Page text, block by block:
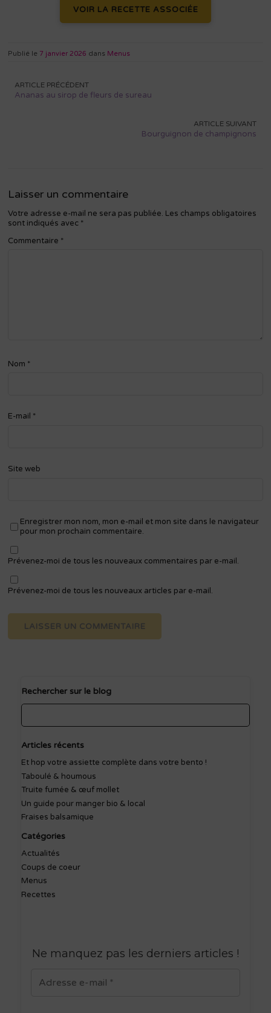
VOIR LA RECETTE ASSOCIÉE
Publié le 7 janvier 2026 dans Menus
Navigation
de
ARTICLE PRÉCÉDENT
Ananas au sirop de fleurs de sureau
ARTICLE SUIVANT
Bourguignon de champignons
Laisser un commentaire
Votre adresse e-mail ne sera pas publiée. Les champs obligatoires
sont indiqués avec *
Commentaire *
Nom *
E-mail *
Site web
Enregistrer mon nom, mon e-mail et mon site dans le navigateur
pour mon prochain commentaire.
Prévenez-moi de tous les nouveaux commentaires par e-mail.
Prévenez-moi de tous les nouveaux articles par e-mail.
Rechercher sur le blog
Articles récents
Et hop votre assiette complète dans votre bento !
Taboulé & houmous
Truite fumée & œuf mollet
Un guide pour manger bio & local
Fraises balsamique
Catégories
Actualités
Coups de coeur
Menus
Recettes
Ne manquez pas les derniers articles !